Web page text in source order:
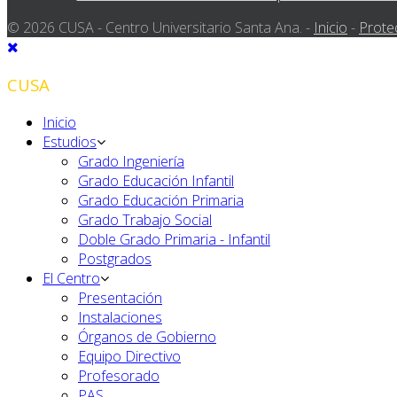
© 2026 CUSA - Centro Universitario Santa Ana. - Inicio -
CUSA
Inicio
Estudios
Grado Ingeniería
Grado Educación Infantil
Grado Educación Primaria
Grado Trabajo Social
Doble Grado Primaria - Infantil
Postgrados
El Centro
Presentación
Instalaciones
Órganos de Gobierno
Equipo Directivo
Profesorado